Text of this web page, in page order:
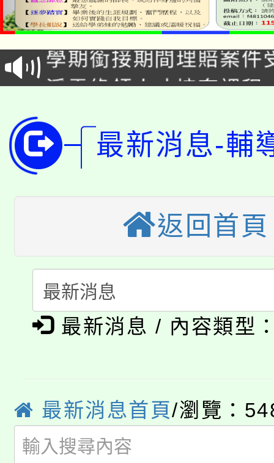
會
115年食農教育專業人
程
學期銜接期間理賠案件
學籍身 分審查程序及
淨零綠領人才培育課程
代理(課)教師甄選結果(
「2026金融保險知識
車」活動
桃園市115學年度學生
公告本校115學年度第
代理(課)教師甄選結果
公告本校115學年度第
代理(課)教師甄選結果(
轉知中國文化大學推廣
《TA101》溝通分析基
程，歡迎學生輔導中心
系所師生報名參加。
淨零綠生活教案入校路
會
115年食農教育專業人
版
公告本校115學年度第
代理(課)教師甄選結果(
「2026金融保險知識
最新消息-輔
返回首頁
最新消息 / 內容類型
最新消息首頁/瀏覽：